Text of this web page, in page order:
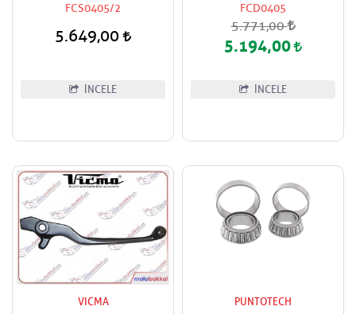
Balata ve Sac Takımı
FCS0405/2
5.649,00
İNCELE
FCD0405
5.771,00
5.194,00
İNCELE
VICMA PUNTOTECH